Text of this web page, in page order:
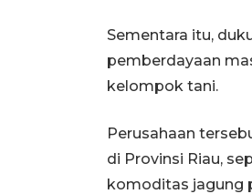
Sementara itu,
pemberdayaan
kelompok tani.
Perusahaan
di Provinsi Riau,
komoditas jagung